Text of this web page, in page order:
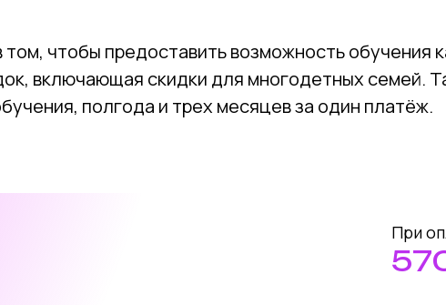
чтобы предоставить возможность обучения
включающая скидки для многодетных семей.
полгода и трех месяцев за один платёж.
При